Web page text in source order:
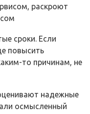
раскроют
сроки. Если
повысить
то причинам, не
надежные
осмысленный